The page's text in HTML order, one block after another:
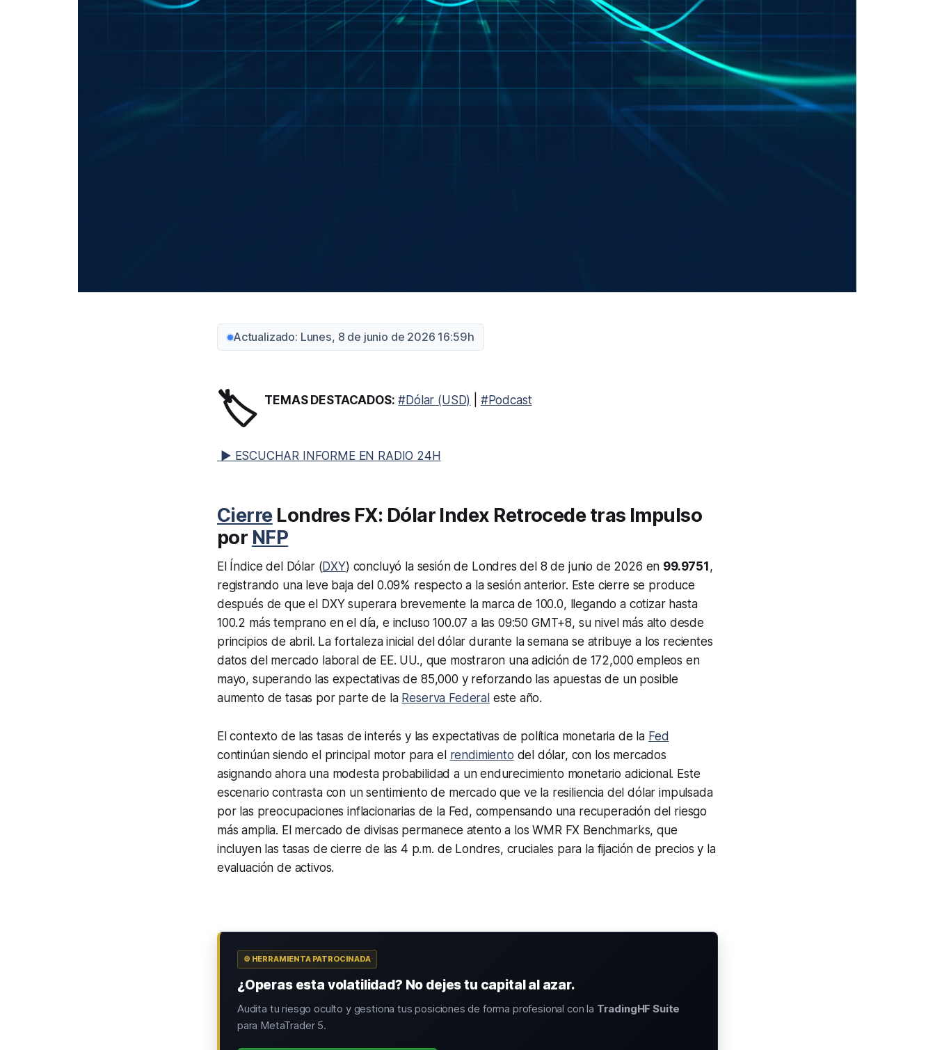
Actualizado: Lunes, 8 de junio de 2026 16:59h
🏷️ TEMAS DESTACADOS: #Dólar (USD) #Podcast
▶ ESCUCHAR INFORME EN RADIO 24H
CierreLondres FX: Dólar Index Retrocede tras Impulso
por NFP
El Índice del Dólar (DXY) concluyó la sesión de Londres del 8 de junio de 2026 en 99.9751 ,
registrando una leve baja del 0.09% respecto a la sesión anterior. Este cierre se produce
después de que el DXY superara brevemente la marca de 100.0, llegando a cotizar hasta
100.2 más temprano en el día, e incluso 100.07 a las 09:50 GMT+8, su nivel más alto desde
principios de abril. La fortaleza inicial del dólar durante la semana se atribuye a los recientes
datos del mercado laboral de EE. UU., que mostraron una adición de 172,000 empleos en
mayo, superando las expectativas de 85,000 y reforzando las apuestas de un posible
aumento de tasas por parte de la Reserva Federal este año.
El contexto de las tasas de interés y las expectativas de política monetaria de la Fed
continúan siendo el principal motor para el rendimiento del dólar, con los mercados
asignando ahora una modesta probabilidad a un endurecimiento monetario adicional. Este
escenario contrasta con un sentimiento de mercado que ve la resiliencia del dólar impulsada
por las preocupaciones inflacionarias de la Fed, compensando una recuperación del riesgo
más amplia. El mercado de divisas permanece atento a los WMR FX Benchmarks, que
incluyen las tasas de cierre de las 4 p.m. de Londres, cruciales para la fijación de precios y la
evaluación de activos.
⚙️ HERRAMIENTA PATROCINADA
¿Operas esta volatilidad? No dejes tu capital al azar.
Audita tu riesgo oculto y gestiona tus posiciones de forma profesional con la TradingHF Suite
para MetaTrader 5.